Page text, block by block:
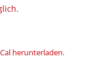
herunterladen.